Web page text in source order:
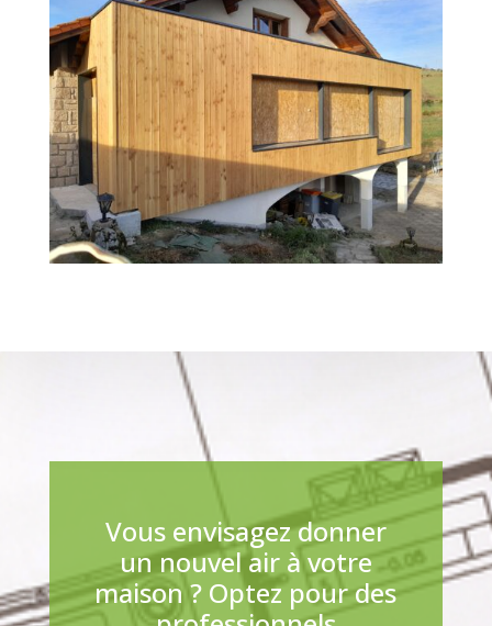
Vous envisagez donner
un nouvel air à votre
maison ? Optez pour des